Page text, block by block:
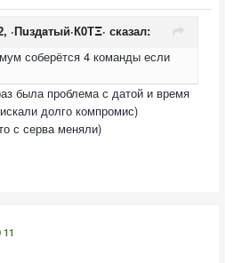
·Пuздaтый·К0ТΞ· сказал:
соберётся 4 команды если
была проблема с датой и время
долго компромис)
с серва меняли)
11